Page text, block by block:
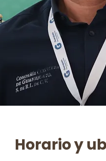
Horario y